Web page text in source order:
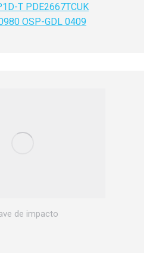
T PDE2667TCUK
OSP-GDL 0409
de impacto